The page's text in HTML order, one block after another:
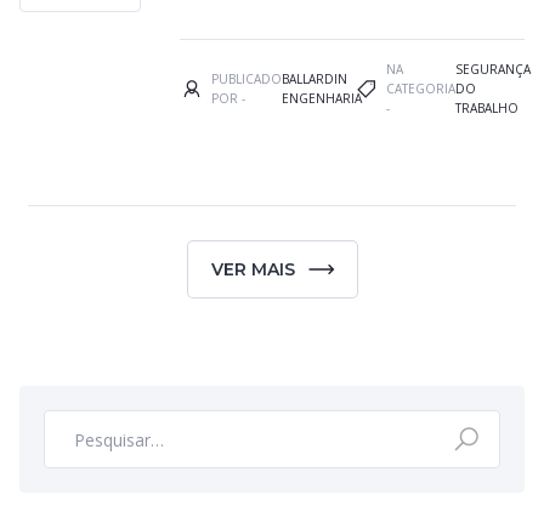
PUBLICADO
POR -
BALLARDIN
ENGENHARIA
NA
CATEGORIA
-
SEGURANÇA
DO
TRABALHO
VER MAIS